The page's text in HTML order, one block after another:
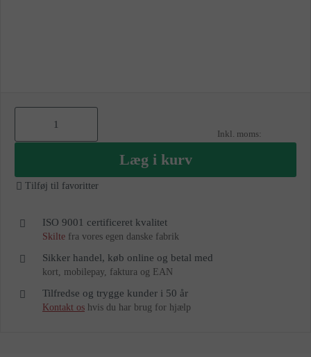
low
Læg i kurv
Tilføj til favoritter
ISO 9001 certificeret kvalitet
Skilte fra vores egen danske fabrik
Sikker handel, køb online og betal med
kort, mobilepay, faktura og EAN
Tilfredse og trygge kunder i 50 år
Kontakt os hvis du har brug for hjælp